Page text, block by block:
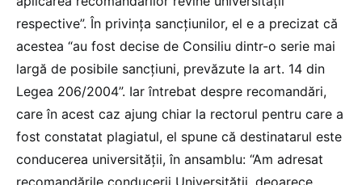
respective”. În privința sancțiunilor, el e a precizat că
acestea “au fost decise de Consiliu dintr-o serie mai
largă de posibile sancțiuni, prevăzute la art. 14 din
Legea 206/2004”. Iar întrebat despre recomandări,
care în acest caz ajung chiar la rectorul pentru care a
fost constatat plagiatul, el spune că destinatarul este
conducerea universității, în ansamblu: “Am adresat